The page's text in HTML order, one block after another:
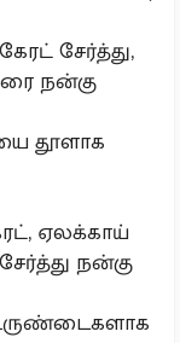
சேர்த்து,
நன்கு
தூளாக
ஏலக்காய்
நன்கு